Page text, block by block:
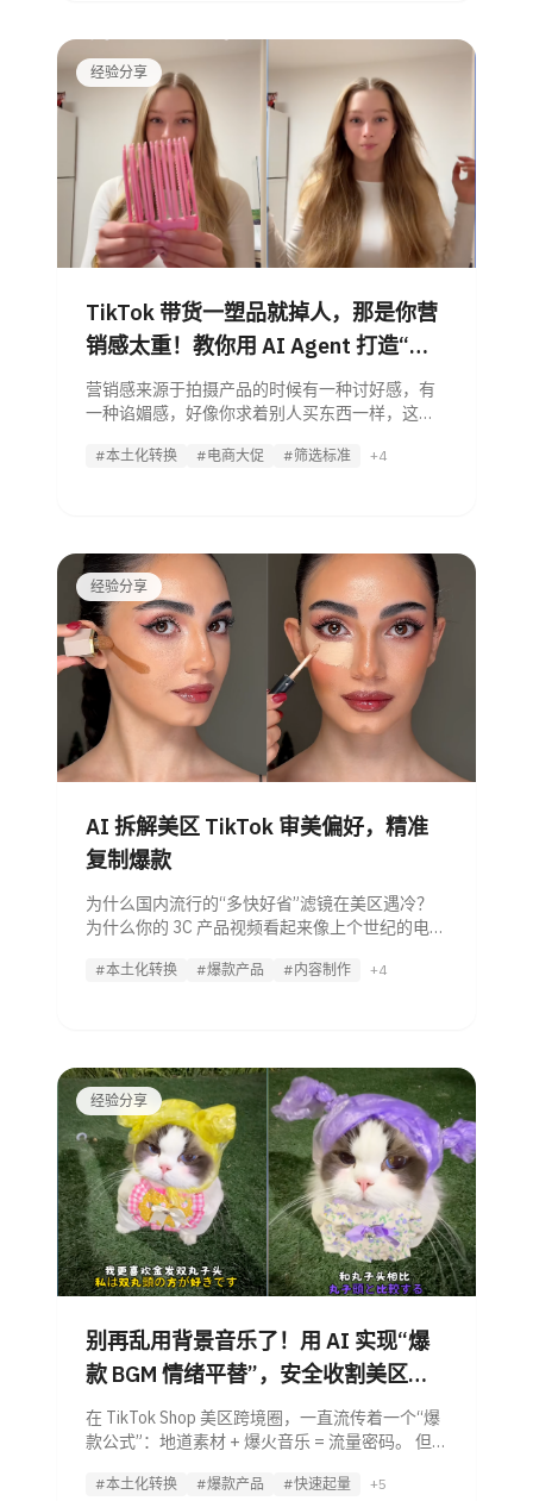
经验分享
TikTok 带货一塑品就掉人，那是你营
销感太重！教你用 AI Agent 打造“闺
蜜级”爆款内容
营销感来源于拍摄产品的时候有一种讨好感，有
一种谄媚感，好像你求着别人买东西一样，这是
统化的“去营销感”方法论，并揭秘 AI Agent 如何
#本土化转换 #电商大促 #筛选标准 +4
经验分享
AI 拆解美区 TikTok 审美偏好，精准
复制爆款
为什么国内流行的“多快好省”滤镜在美区遇冷？
为什么你的 3C 产品视频看起来像上个世纪的电视
在于审美偏好的迁移。每一个赛道在北美市场都
#本土化转换 #爆款产品 #内容制作 +4
经验分享
别再乱用背景音乐了！用 AI 实现“爆
款 BGM 情绪平替”，安全收割美区流
量
在 TikTok Shop 美区跨境圈，一直流传着一个“爆
款公式”：地道素材 + 爆火音乐 = 流量密码。 但
家直接套用国内抖音（Douyin）或者 TikTok 全球
#本土化转换 #爆款产品 #快速起量 +5